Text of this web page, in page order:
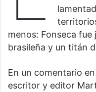
menos: Fonseca
brasileña y un titán
En un comentario
escritor y editor